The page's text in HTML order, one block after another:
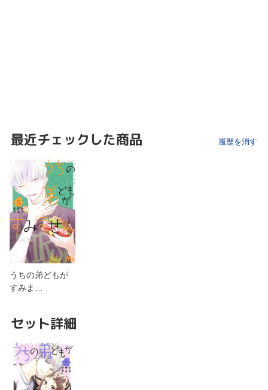
最近チェックした商品 履歴を消す
うちの弟どもが
すみま…
セット詳細